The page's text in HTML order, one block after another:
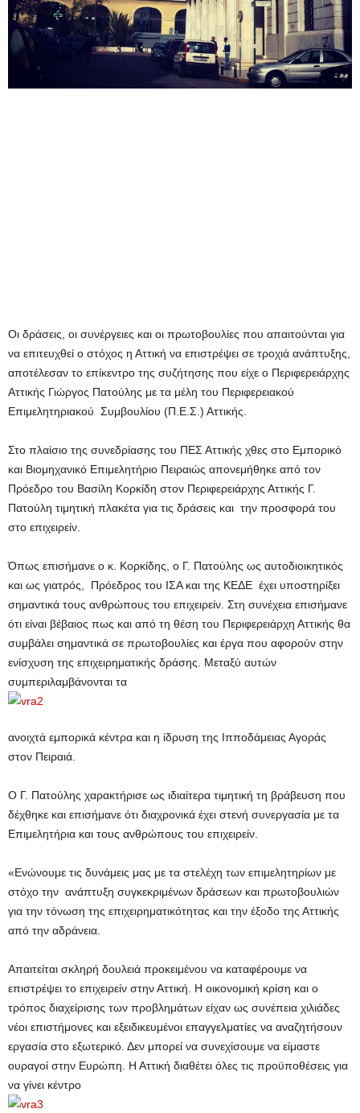
Οι δράσεις, οι συνέργειες και οι πρωτοβουλίες που απαιτούνται για
να επιτευχθεί ο στόχος η Αττική να επιστρέψει σε τροχιά ανάπτυξης,
αποτέλεσαν το επίκεντρο της συζήτησης που είχε ο Περιφερειάρχης
Αττικής Γιώργος Πατούλης με τα μέλη του Περιφερειακού
Επιμελητηριακού Συμβουλίου (Π.Ε.Σ.) Αττικής.
Στο πλαίσιο της συνεδρίασης του ΠΕΣ Αττικής χθες στο Εμπορικό
και Βιομηχανικό Επιμελητήριο Πειραιώς απονεμήθηκε από τον
Πρόεδρο του Βασίλη Κορκίδη στον Περιφερειάρχης Αττικής Γ.
Πατούλη τιμητική πλακέτα για τις δράσεις και την προσφορά του
στο επιχειρείν.
Όπως επισήμανε ο κ. Κορκίδης, ο Γ. Πατούλης ως αυτοδιοικητικός
και ως γιατρός, Πρόεδρος του ΙΣΑ και της ΚΕΔΕ έχει υποστηρίξει
σημαντικά τους ανθρώπους του επιχειρείν. Στη συνέχεια επισήμανε
ότι είναι βέβαιος πως και από τη θέση του Περιφερειάρχη Αττικής θα
συμβάλει σημαντικά σε πρωτοβουλίες και έργα που αφορούν στην
ενίσχυση της επιχειρηματικής δράσης. Μεταξύ αυτών
συμπεριλαμβάνονται τα
ανοιχτά εμπορικά κέντρα και η ίδρυση της Ιπποδάμειας Αγοράς
στον Πειραιά.
Ο Γ. Πατούλης χαρακτήρισε ως ιδιαίτερα τιμητική τη βράβευση που
δέχθηκε και επισήμανε ότι διαχρονικά έχει στενή συνεργασία με τα
Επιμελητήρια και τους ανθρώπους του επιχειρείν.
«Ενώνουμε τις δυνάμεις μας με τα στελέχη των επιμελητηρίων με
στόχο την ανάπτυξη συγκεκριμένων δράσεων και πρωτοβουλιών
για την τόνωση της επιχειρηματικότητας και την έξοδο της Αττικής
από την αδράνεια.
Απαιτείται σκληρή δουλειά προκειμένου να καταφέρουμε να
επιστρέψει το επιχειρείν στην Αττική. Η οικονομική κρίση και ο
τρόπος διαχείρισης των προβλημάτων είχαν ως συνέπεια χιλιάδες
νέοι επιστήμονες και εξειδικευμένοι επαγγελματίες να αναζητήσουν
εργασία στο εξωτερικό. Δεν μπορεί να συνεχίσουμε να είμαστε
ουραγοί στην Ευρώπη. Η Αττική διαθέτει όλες τις προϋποθέσεις για
να γίνει κέντρο